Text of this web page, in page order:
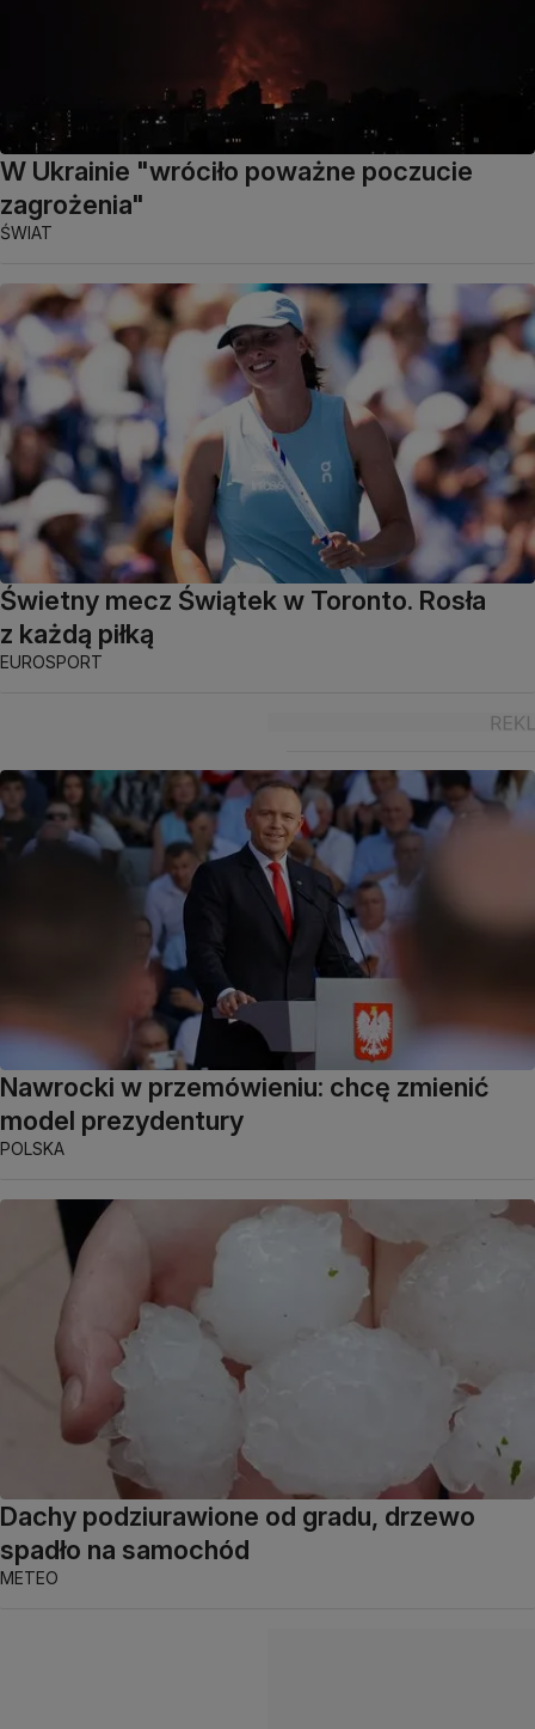
W Ukrainie "wróciło poważne poczucie
zagrożenia"
ŚWIAT
Świetny mecz Świątek w Toronto. Rosła
z każdą piłką
EUROSPORT
Nawrocki w przemówieniu: chcę zmienić
model prezydentury
POLSKA
Dachy podziurawione od gradu, drzewo
spadło na samochód
METEO